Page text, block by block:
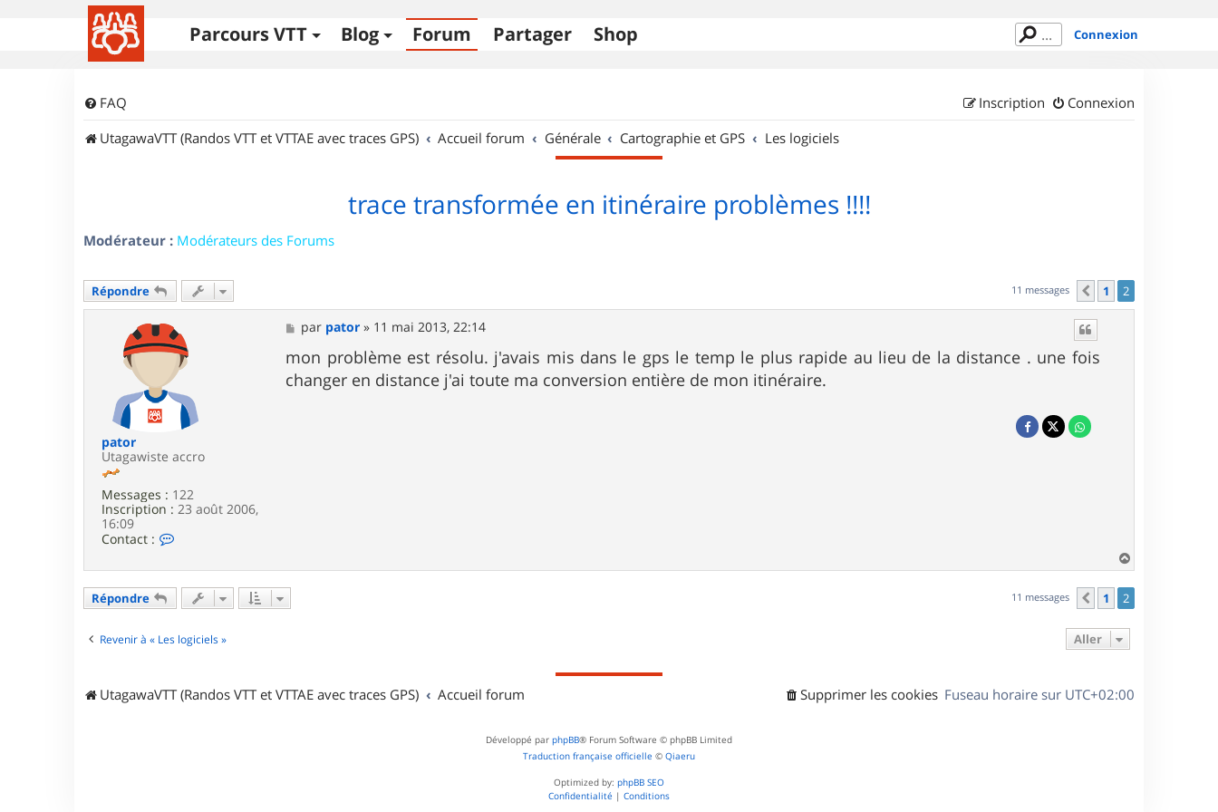
Parcours VTT Blog Forum Partager Shop Connexion
FAQ Connexion
Inscription
UtagawaVTT (Randos VTT et VTTAE avec traces GPS)
Accueil forum Générale Cartographie et GPS Les logiciels
trace transformée en itinéraire problèmes !!!!
Modérateur : Modérateurs des Forums
Répondre 11 messages Précédent
1 2
pator
Utagawiste accro
Messages : 122
Inscription : 23 août 2006,
16:09
Contact :
c
e
t
M
e
s
s
a
par pator » 11 mai 2013, 22:14
mon problème est résolu. j'avais mis dans le gps le temp le plus rapide au lieu de la distance . une fois
changer en distance j'ai toute ma conversion entière de mon itinéraire.
a
u
Répondre 11 messages Précédent
1 2
Revenir à « Les logiciels » Aller
UtagawaVTT (Randos VTT et VTTAE avec traces GPS) Accueil forum Fuseau horaire sur UTC+02:00
Supprimer les cookies
Développé par phpBB® Forum Software © phpBB Limited
Traduction française officielle © Qiaeru
Optimized by: phpBB SEO
Confidentialité | Conditions